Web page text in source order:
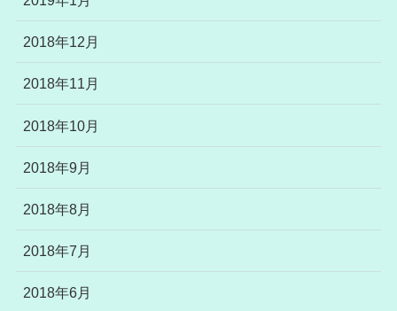
2018年12月
2018年11月
2018年10月
2018年9月
2018年8月
2018年7月
2018年6月